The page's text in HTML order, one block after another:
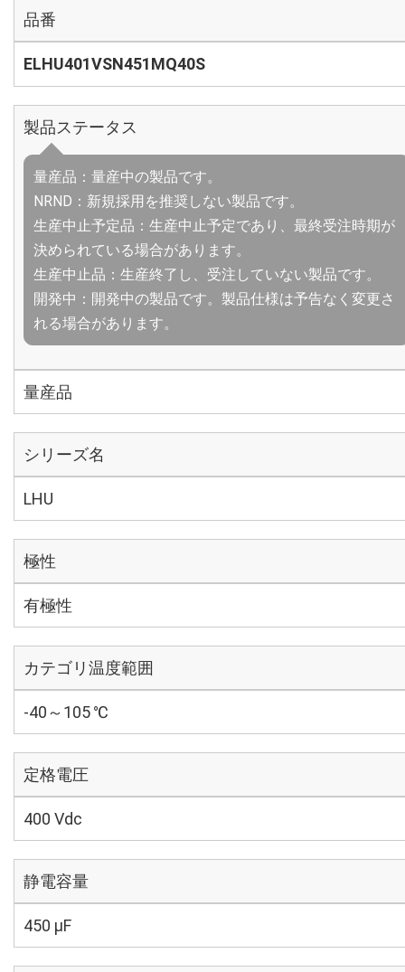
品番
ELHU401VSN451MQ40S
製品ステータス
量産品：量産中の製品です。
NRND：新規採用を推奨しない製品です。
生産中止予定品：生産中止予定であり、最終受注時期が
決められている場合があります。
生産中止品：生産終了し、受注していない製品です。
開発中：開発中の製品です。製品仕様は予告なく変更さ
れる場合があります。
量産品
シリーズ名
LHU
極性
有極性
カテゴリ温度範囲
-40～105 ℃
定格電圧
400 Vdc
静電容量
450 µF